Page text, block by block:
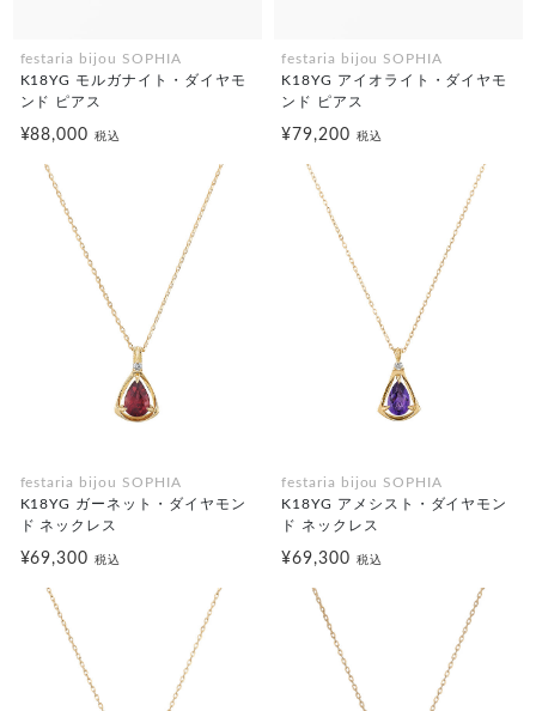
festaria bijou SOPHIA
K18YG モルガナイト・ダイヤモ
ンド ピアス
¥88,000税込
festaria bijou SOPHIA
K18YG アイオライト・ダイヤモ
ンド ピアス
¥79,200 税込
festaria bijou SOPHIA
K18YG ガーネット・ダイヤモン
ド ネックレス
¥69,300税込
festaria bijou SOPHIA
K18YG アメシスト・ダイヤモン
ド ネックレス
¥69,300 税込